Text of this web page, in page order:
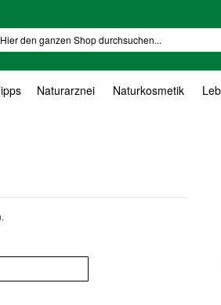
Naturarznei Naturkosmetik